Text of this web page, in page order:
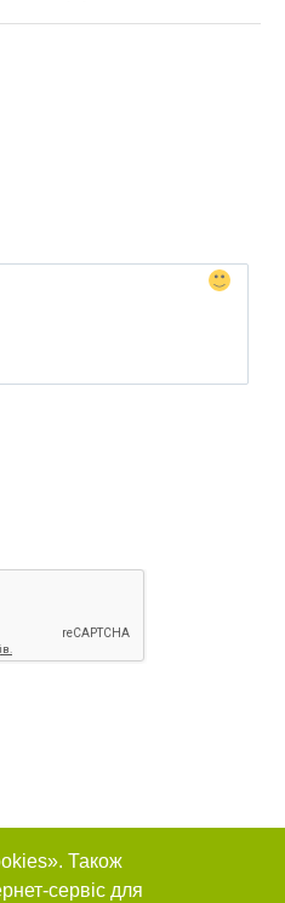
Також
сервіс для